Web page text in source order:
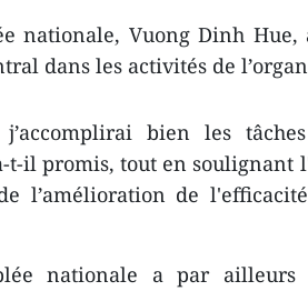
nationale, Vuong Dinh
dans les activités de
bien les
t-il promis, tout en soulignant
l’amélioration de
nationale a par